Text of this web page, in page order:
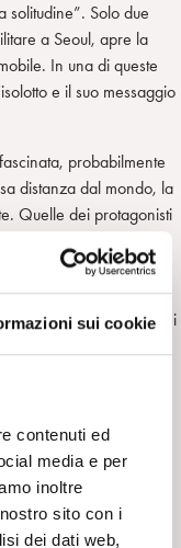
sui cookie
contenuti ed
media e per
inoltre
sito con i
dei dati web,
solitudine”. Solo due
a Seoul, apre la
In una di queste
e il suo messaggio
probabilmente
distanza dal mondo, la
Quelle dei protagonisti
pero` dalle
e l’impossibilita` di
vivono in un mondo
ma povero di relazioni
soffre per
dal ponte evoca delle
la ragazza sembra
proteggersi,
almeno sulla Luna
così` un
in precedenza